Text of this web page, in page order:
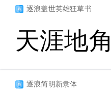
逐浪盖世英雄狂草书
天涯地
逐浪简明新隶体